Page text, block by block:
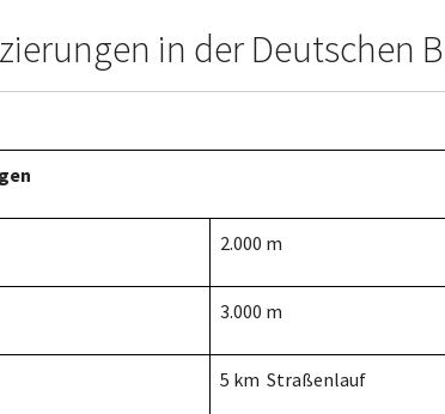
in der Deutschen
2.000 m
3.000 m
5 km Straßenlauf